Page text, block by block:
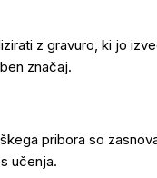
z gravuro, ki jo
značaj.
pribora so
učenja.